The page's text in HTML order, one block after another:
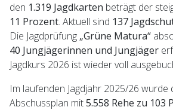
den 1.319 Jagdkarten beträgt der
11 Prozent. Aktuell sind 137
Die Jagdprüfung „Grüne Matura“
40 Jungjägerinnen und Jungjäger
Jagdkurs 2026 ist wieder voll
Im laufenden Jagdjahr 2025/26 wurde
Abschussplan mit5.558 Rehe zu